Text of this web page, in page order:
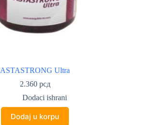
ASTASTRONG Ultra
2.360 рсд
Dodaci ishrani
Dodaj u korpu